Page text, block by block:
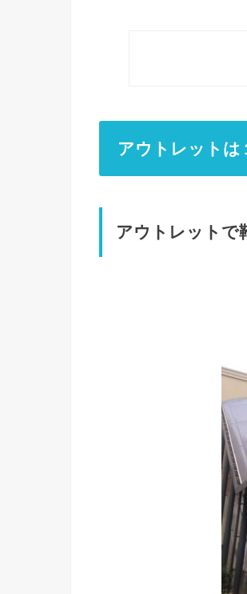
アウトレットは
アウトレットで